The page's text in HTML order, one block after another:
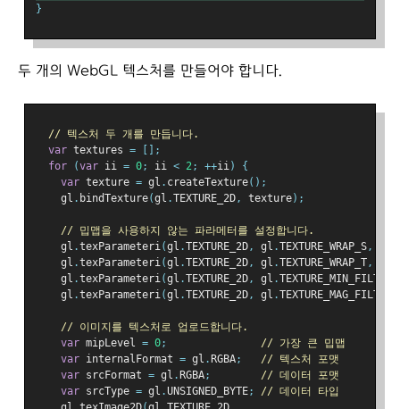
}
두 개의 WebGL 텍스처를 만들어야 합니다.
// 텍스처 두 개를 만듭니다.
var textures =
[];
for
(var ii = 0; ii < 2; ++ii)
{
var texture = gl . createTexture();
    gl
. bindTexture(gl .TEXTURE_2D, texture);
// 밉맵을 사용하지 않는 파라메터를 설정합니다.
    gl
.texParameteri(gl .TEXTURE_2D, gl .TEXTURE_WRAP_S,
    gl
.texParameteri(gl .TEXTURE_2D, gl .TEXTURE_WRAP_T,
    gl
.texParameteri(gl .TEXTURE_2D, gl .TEXTURE_MIN_FILTER
    gl
.texParameteri(gl .TEXTURE_2D, gl .TEXTURE_MAG_FILTER
// 이미지를 텍스처로 업로드합니다.
var mipLevel = 0;
// 가장 큰 밉맵
var internalFormat = gl . RGBA;
// 텍스처 포맷
var srcFormat = gl . RGBA;
// 데이터 포맷
var srcType = gl .UNSIGNED_BYTE;
// 데이터 타입